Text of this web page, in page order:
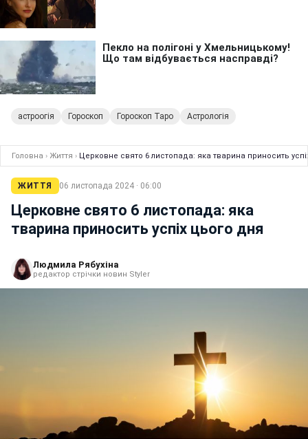
астроогія Гороскоп Гороскоп Таро Астрологія
Головна › Життя › Церковне свято 6 листопада: яка тварина приносить
ЖИТТЯ 06 листопада 2024 · 06:00
Церковне свято 6 листопада: яка
тварина приносить успіх цього дня
Людмила Рябухіна
редактор стрічки новин Styler